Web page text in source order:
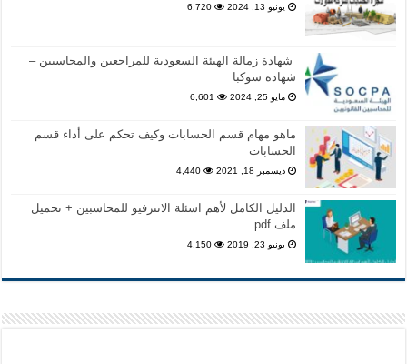
يونيو 13, 2024 6,720
شهادة زمالة الهيئة السعودية للمراجعين والمحاسبين –
شهاده سوكبا
مايو 25, 2024 6,601
ماهو مهام قسم الحسابات وكيف تحكم على أداء قسم
الحسابات
ديسمبر 18, 2021 4,440
الدليل الكامل لأهم اسئلة الانترفيو للمحاسبين + تحميل
ملف pdf
يونيو 23, 2019 4,150